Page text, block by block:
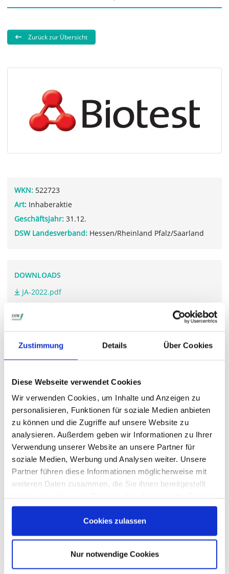
Zustimmung Details Über Cookies
Diese Webseite verwendet Cookies
Wir verwenden Cookies, um Inhalte und Anzeigen zu
personalisieren, Funktionen für soziale Medien anbieten
zu können und die Zugriffe auf unsere Website zu
analysieren. Außerdem geben wir Informationen zu Ihrer
Verwendung unserer Website an unsere Partner für
soziale Medien, Werbung und Analysen weiter. Unsere
Partner führen diese Informationen möglicherweise mit
weiteren Daten zusammen, die Sie ihnen bereitgestellt
gesammelt haben.
Cookies zulassen
Nur notwendige Cookies
Zurück zur Übersicht
WKN: 522723
Art: Inhaberaktie
Geschäftsjahr: 31.12.
DSW Landesverband: Hessen/Rheinland Pfalz/Saarland
DOWNLOADS
JA-2022.pdf
STIMMRECHTSVERTRETUNG DURCH DIE DSW
Die DSW vertritt Ihre Stimmrechteauf sämtlichen
wichtigen Hauptversammlungen in Deutschland.
archiv.hauptversammlung.de
Die nächsten Termine